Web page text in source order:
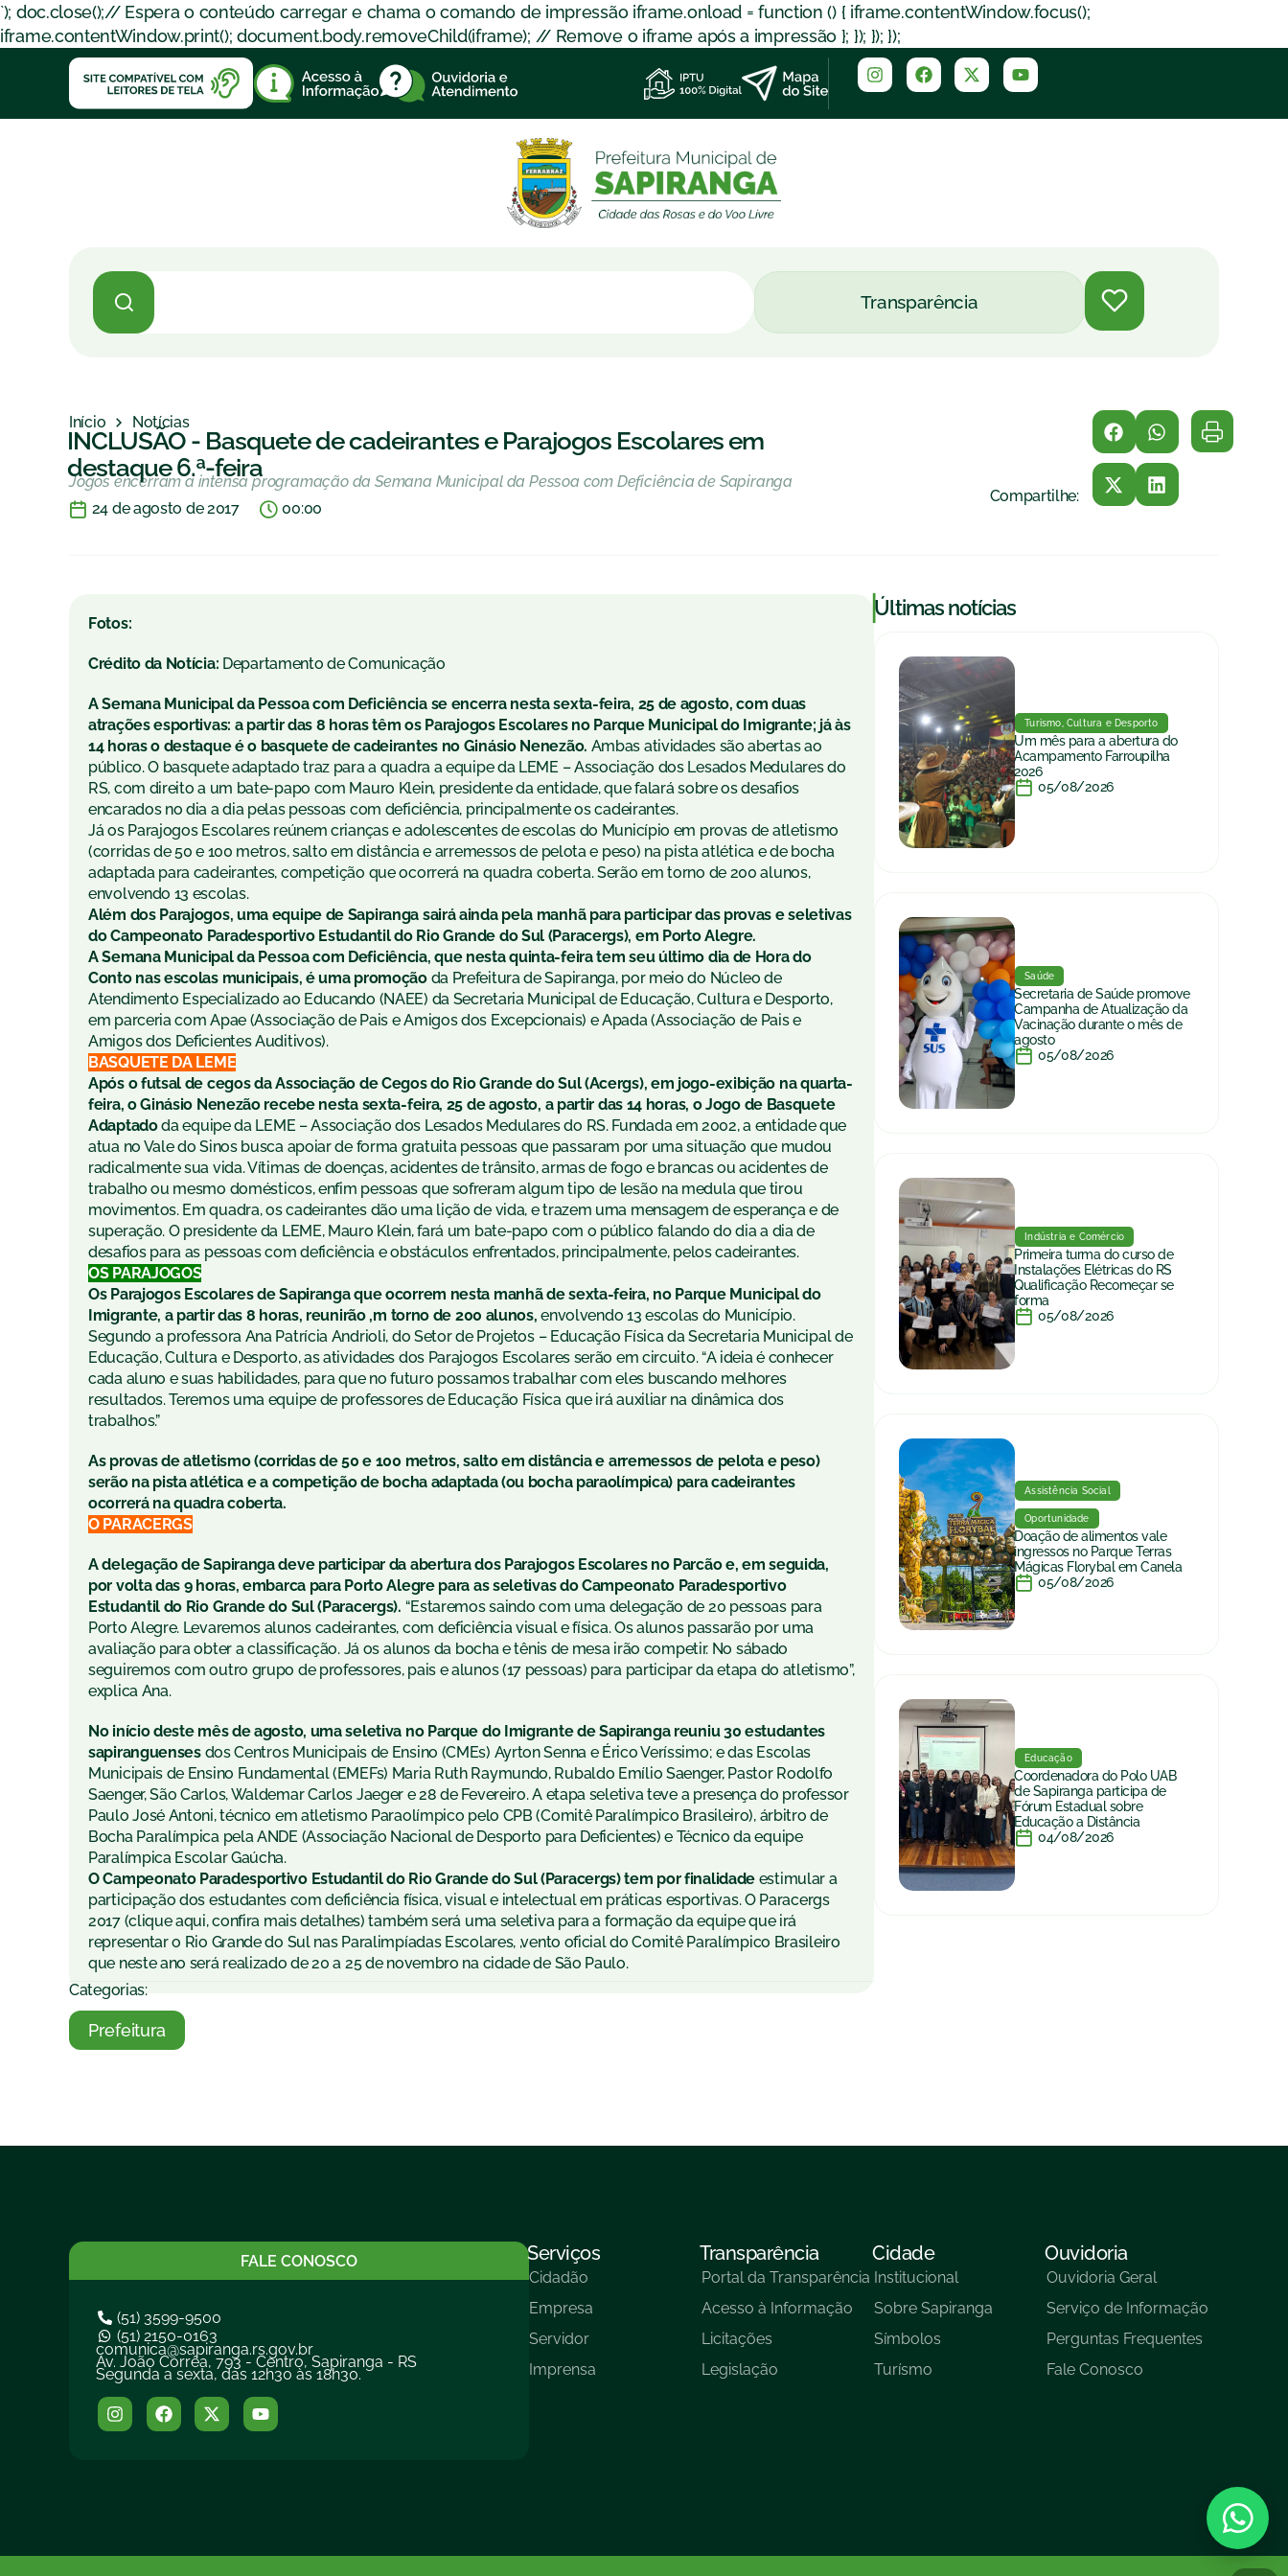
`); doc.close();// Espera o conteúdo carregar e chama o comando de impressão iframe.onload = function () { iframe.contentWindow.focus();
iframe.contentWindow.print(); document.body.removeChild(iframe); // Remove o iframe após a impressão }; }); }); });
Transparência
Início Notícias
INCLUSÃO - Basquete de cadeirantes e Parajogos Escolares em
destaque 6.ª-feira
Jogos encerram a intensa programação da Semana Municipal da Pessoa com Deficiência de Sapiranga
24 de agosto de 2017
00:00
Compartilhe:
Fotos:
Crédito da Notícia: Departamento de Comunicação
A Semana Municipal da Pessoa com Deficiência se encerra nesta sexta-feira, 25 de agosto, com duas
atrações esportivas: a partir das 8 horas têm os Parajogos Escolares no Parque Municipal do Imigrante; já às
14 horas o destaque é o basquete de cadeirantes no Ginásio Nenezão. Ambas atividades são abertas ao
público. O basquete adaptado traz para a quadra a equipe da LEME – Associação dos Lesados Medulares do
RS, com direito a um bate-papo com Mauro Klein, presidente da entidade, que falará sobre os desafios
encarados no dia a dia pelas pessoas com deficiência, principalmente os cadeirantes.
Já os Parajogos Escolares reúnem crianças e adolescentes de escolas do Município em provas de atletismo
(corridas de 50 e 100 metros, salto em distância e arremessos de pelota e peso) na pista atlética e de bocha
adaptada para cadeirantes, competição que ocorrerá na quadra coberta. Serão em torno de 200 alunos,
envolvendo 13 escolas.
Além dos Parajogos, uma equipe de Sapiranga sairá ainda pela manhã para participar das provas e seletivas
do Campeonato Paradesportivo Estudantil do Rio Grande do Sul (Paracergs), em Porto Alegre.
A Semana Municipal da Pessoa com Deficiência, que nesta quinta-feira tem seu último dia de Hora do
Conto nas escolas municipais, é uma promoçãoda Prefeitura de Sapiranga, por meio do Núcleo de
Atendimento Especializado ao Educando (NAEE) da Secretaria Municipal de Educação, Cultura e Desporto,
em parceria com Apae (Associação de Pais e Amigos dos Excepcionais) e Apada (Associação de Pais e
Amigos dos Deficientes Auditivos).
BASQUETE DA LEME
Após o futsal de cegos da Associação de Cegos do Rio Grande do Sul (Acergs), em jogo-exibição na quarta-
feira, o Ginásio Nenezão recebe nesta sexta-feira, 25 de agosto, a partir das 14 horas, o Jogo de Basquete
Adaptadoda equipe da LEME – Associação dos Lesados Medulares do RS. Fundada em 2002, a entidade que
atua no Vale do Sinos busca apoiar de forma gratuita pessoas que passaram por uma situação que mudou
radicalmente sua vida. Vítimas de doenças, acidentes de trânsito, armas de fogo e brancas ou acidentes de
trabalho ou mesmo domésticos, enfim pessoas que sofreram algum tipo de lesão na medula que tirou
movimentos. Em quadra, os cadeirantes dão uma lição de vida, e trazem uma mensagem de esperança e de
superação. O presidente da LEME, Mauro Klein, fará um bate-papo com o público falando do dia a dia de
desafios para as pessoas com deficiência e obstáculos enfrentados, principalmente, pelos cadeirantes.
OS PARAJOGOS
Os Parajogos Escolares de Sapiranga que ocorrem nesta manhã de sexta-feira, no Parque Municipal do
Imigrante, a partir das 8 horas, reunirão ,m torno de 200 alunos, envolvendo 13 escolas do Município.
Segundo a professora Ana Patrícia Andrioli, do Setor de Projetos – Educação Física da Secretaria Municipal de
Educação, Cultura e Desporto, as atividades dos Parajogos Escolares serão em circuito. “A ideia é conhecer
cada aluno e suas habilidades, para que no futuro possamos trabalhar com eles buscando melhores
resultados. Teremos uma equipe de professores de Educação Física que irá auxiliar na dinâmica dos
trabalhos.”
As provas de atletismo (corridas de 50 e 100 metros, salto em distância e arremessos de pelota e peso)
serão na pista atlética e a competição de bocha adaptada (ou bocha paraolímpica) para cadeirantes
ocorrerá na quadra coberta.
O PARACERGS
A delegação de Sapiranga deve participar da abertura dos Parajogos Escolares no Parcão e, em seguida,
por volta das 9 horas, embarca para Porto Alegre para as seletivas do Campeonato Paradesportivo
Estudantil do Rio Grande do Sul (Paracergs). “Estaremos saindo com uma delegação de 20 pessoas para
Porto Alegre. Levaremos alunos cadeirantes, com deficiência visual e física. Os alunos passarão por uma
avaliação para obter a classificação. Já os alunos da bocha e tênis de mesa irão competir. No sábado
seguiremos com outro grupo de professores, pais e alunos (17 pessoas) para participar da etapa do atletismo”,
explica Ana.
No início deste mês de agosto, uma seletiva no Parque do Imigrante de Sapiranga reuniu 30 estudantes
sapiranguensesdos Centros Municipais de Ensino (CMEs) Ayrton Senna e Érico Veríssimo; e das Escolas
Municipais de Ensino Fundamental (EMEFs) Maria Ruth Raymundo, Rubaldo Emílio Saenger, Pastor Rodolfo
Saenger, São Carlos, Waldemar Carlos Jaeger e 28 de Fevereiro. A etapa seletiva teve a presença do professor
Paulo José Antoni, técnico em atletismo Paraolímpico pelo CPB (Comitê Paralímpico Brasileiro), árbitro de
Bocha Paralímpica pela ANDE (Associação Nacional de Desporto para Deficientes) e Técnico da equipe
Paralímpica Escolar Gaúcha.
O Campeonato Paradesportivo Estudantil do Rio Grande do Sul (Paracergs) tem por finalidade estimular a
participação dos estudantes com deficiência física, visual e intelectual em práticas esportivas. O Paracergs
2017 (clique aqui, confira mais detalhes) também será uma seletiva para a formação da equipe que irá
representar o Rio Grande do Sul nas Paralimpíadas Escolares, ,vento oficial do Comitê Paralímpico Brasileiro
que neste ano será realizado de 20 a 25 de novembro na cidade de São Paulo.
Categorias:
Prefeitura
|Últimas notícias
Turismo, Cultura e Desporto
Um mês para a abertura do
Acampamento Farroupilha
2026
05/08/2026
Saúde
Secretaria de Saúde promove
Campanha de Atualização da
Vacinação durante o mês de
agosto
05/08/2026
Indústria e Comércio
Primeira turma do curso de
Instalações Elétricas do RS
Qualificação Recomeçar se
forma
05/08/2026
Assistência Social
Oportunidade
Doação de alimentos vale
ingressos no Parque Terras
Mágicas Florybal em Canela
05/08/2026
Educação
Coordenadora do Polo UAB
de Sapiranga participa de
Fórum Estadual sobre
Educação a Distância
04/08/2026
FALE CONOSCO
(51) 3599-9500
(51) 2150-0163
comunica@sapiranga.rs.gov.br
Av. João Corrêa, 793 - Centro, Sapiranga - RS
Segunda a sexta, das 12h30 às 18h30.
Serviços
Cidadão
Empresa
Servidor
Imprensa
Transparência
Portal da Transparência
Acesso à Informação
Licitações
Legislação
Cidade
Institucional
Sobre Sapiranga
Símbolos
Turísmo
Ouvidoria
Ouvidoria Geral
Serviço de Informação
Perguntas Frequentes
Fale Conosco